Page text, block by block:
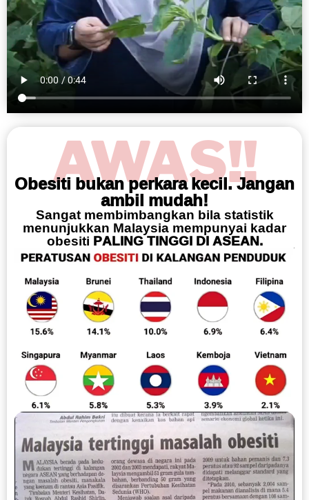
AWAS!!
Obesiti bukan perkara kecil. Jangan
ambil mudah!
Sangat membimbangkan bila statistik
menunjukkan Malaysia mempunyai kadar
obesitiPALING TINGGI DI ASEAN.